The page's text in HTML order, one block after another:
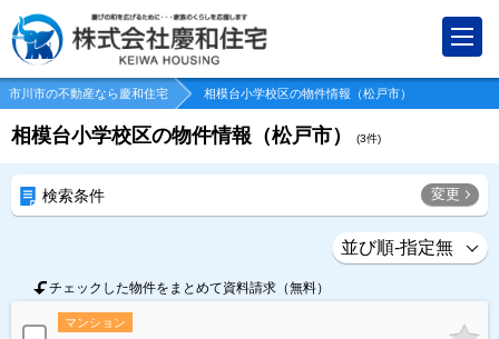
市川市の不動産なら慶和住宅 相模台小学校区の物件情報（松戸市）
相模台小学校区の物件情報（松戸市） (3件)
検索条件 変更
チェックした物件をまとめて資料請求（無料）
マンション